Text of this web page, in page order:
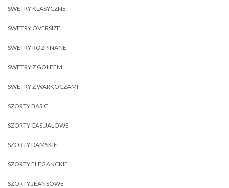
SWETRY KLASYCZNE
SWETRY OVERSIZE
SWETRY ROZPINANE
SWETRY Z GOLFEM
SWETRY Z WARKOCZAMI
SZORTY BASIC
SZORTY CASUALOWE
SZORTY DAMSKIE
SZORTY ELEGANCKIE
SZORTY JEANSOWE